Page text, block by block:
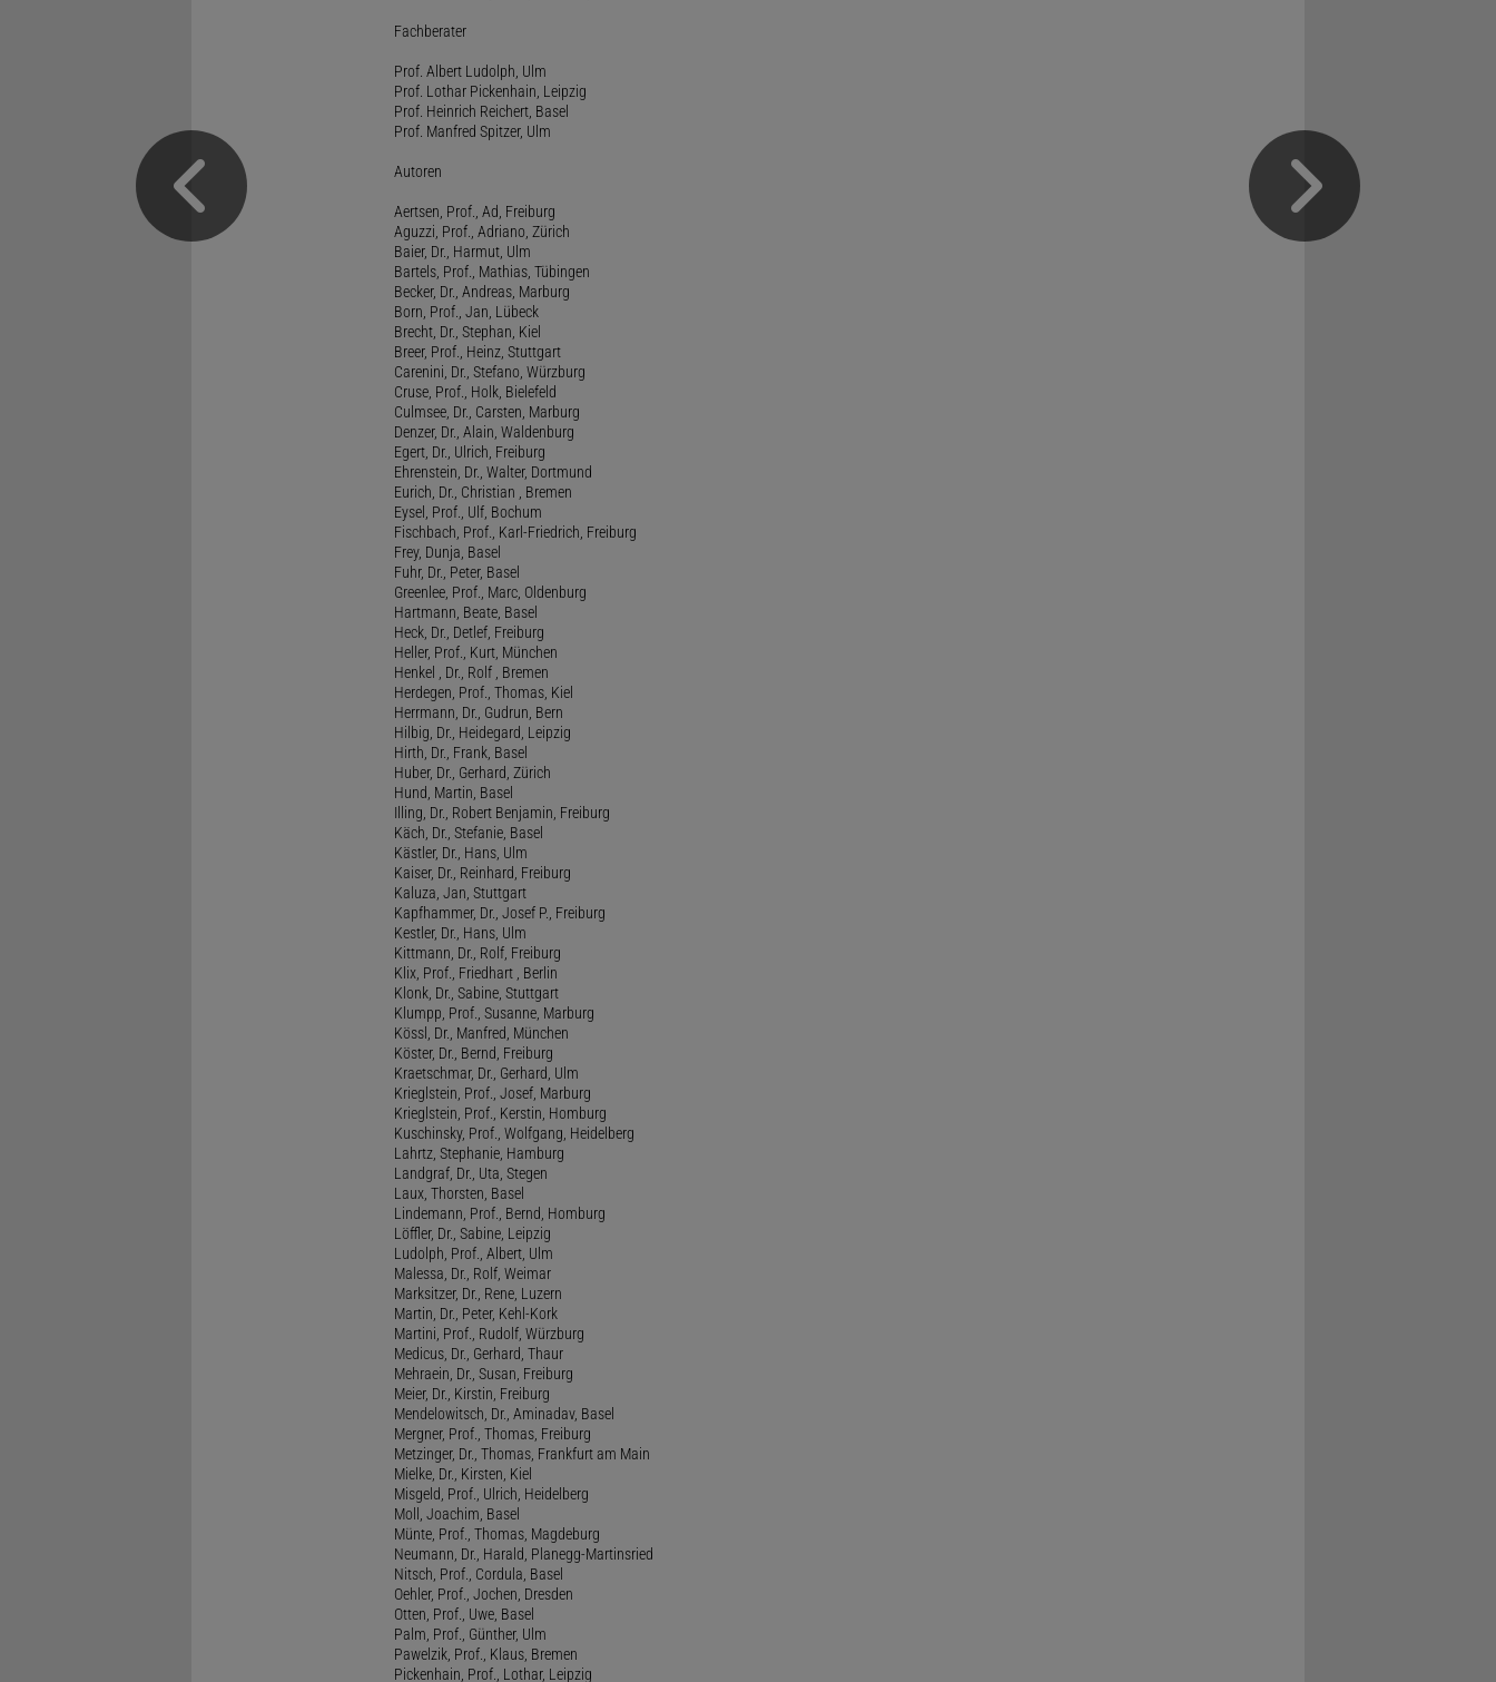
Fachberater
Prof. Albert Ludolph, Ulm
Prof. Lothar Pickenhain, Leipzig
Prof. Heinrich Reichert, Basel
Prof. Manfred Spitzer, Ulm
Autoren
Aertsen, Prof., Ad, Freiburg
Aguzzi, Prof., Adriano, Zürich
Baier, Dr., Harmut, Ulm
Bartels, Prof., Mathias, Tübingen
Becker, Dr., Andreas, Marburg
Born, Prof., Jan, Lübeck
Brecht, Dr., Stephan, Kiel
Breer, Prof., Heinz, Stuttgart
Carenini, Dr., Stefano, Würzburg
Cruse, Prof., Holk, Bielefeld
Culmsee, Dr., Carsten, Marburg
Denzer, Dr., Alain, Waldenburg
Egert, Dr., Ulrich, Freiburg
Ehrenstein, Dr., Walter, Dortmund
Eurich, Dr., Christian , Bremen
Eysel, Prof., Ulf, Bochum
Fischbach, Prof., Karl-Friedrich, Freiburg
Frey, Dunja, Basel
Fuhr, Dr., Peter, Basel
Greenlee, Prof., Marc, Oldenburg
Hartmann, Beate, Basel
Heck, Dr., Detlef, Freiburg
Heller, Prof., Kurt, München
Henkel , Dr., Rolf , Bremen
Herdegen, Prof., Thomas, Kiel
Herrmann, Dr., Gudrun, Bern
Hilbig, Dr., Heidegard, Leipzig
Hirth, Dr., Frank, Basel
Huber, Dr., Gerhard, Zürich
Hund, Martin, Basel
Illing, Dr., Robert Benjamin, Freiburg
Käch, Dr., Stefanie, Basel
Kästler, Dr., Hans, Ulm
Kaiser, Dr., Reinhard, Freiburg
Kaluza, Jan, Stuttgart
Kapfhammer, Dr., Josef P., Freiburg
Kestler, Dr., Hans, Ulm
Kittmann, Dr., Rolf, Freiburg
Klix, Prof., Friedhart , Berlin
Klonk, Dr., Sabine, Stuttgart
Klumpp, Prof., Susanne, Marburg
Kössl, Dr., Manfred, München
Köster, Dr., Bernd, Freiburg
Kraetschmar, Dr., Gerhard, Ulm
Krieglstein, Prof., Josef, Marburg
Krieglstein, Prof., Kerstin, Homburg
Kuschinsky, Prof., Wolfgang, Heidelberg
Lahrtz, Stephanie, Hamburg
Landgraf, Dr., Uta, Stegen
Laux, Thorsten, Basel
Lindemann, Prof., Bernd, Homburg
Löffler, Dr., Sabine, Leipzig
Ludolph, Prof., Albert, Ulm
Malessa, Dr., Rolf, Weimar
Marksitzer, Dr., Rene, Luzern
Martin, Dr., Peter, Kehl-Kork
Martini, Prof., Rudolf, Würzburg
Medicus, Dr., Gerhard, Thaur
Mehraein, Dr., Susan, Freiburg
Meier, Dr., Kirstin, Freiburg
Mendelowitsch, Dr., Aminadav, Basel
Mergner, Prof., Thomas, Freiburg
Metzinger, Dr., Thomas, Frankfurt am Main
Mielke, Dr., Kirsten, Kiel
Misgeld, Prof., Ulrich, Heidelberg
Moll, Joachim, Basel
Münte, Prof., Thomas, Magdeburg
Neumann, Dr., Harald, Planegg-Martinsried
Nitsch, Prof., Cordula, Basel
Oehler, Prof., Jochen, Dresden
Otten, Prof., Uwe, Basel
Palm, Prof., Günther, Ulm
Pawelzik, Prof., Klaus, Bremen
Pickenhain, Prof., Lothar, Leipzig